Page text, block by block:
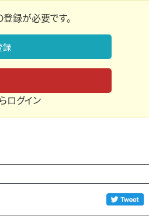
録が必要です。
録
ログイン